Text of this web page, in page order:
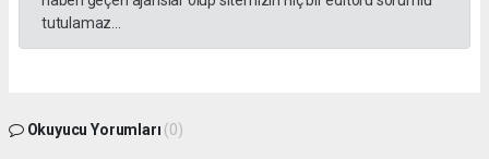
tutulamaz...
Okuyucu Yorumları (0)